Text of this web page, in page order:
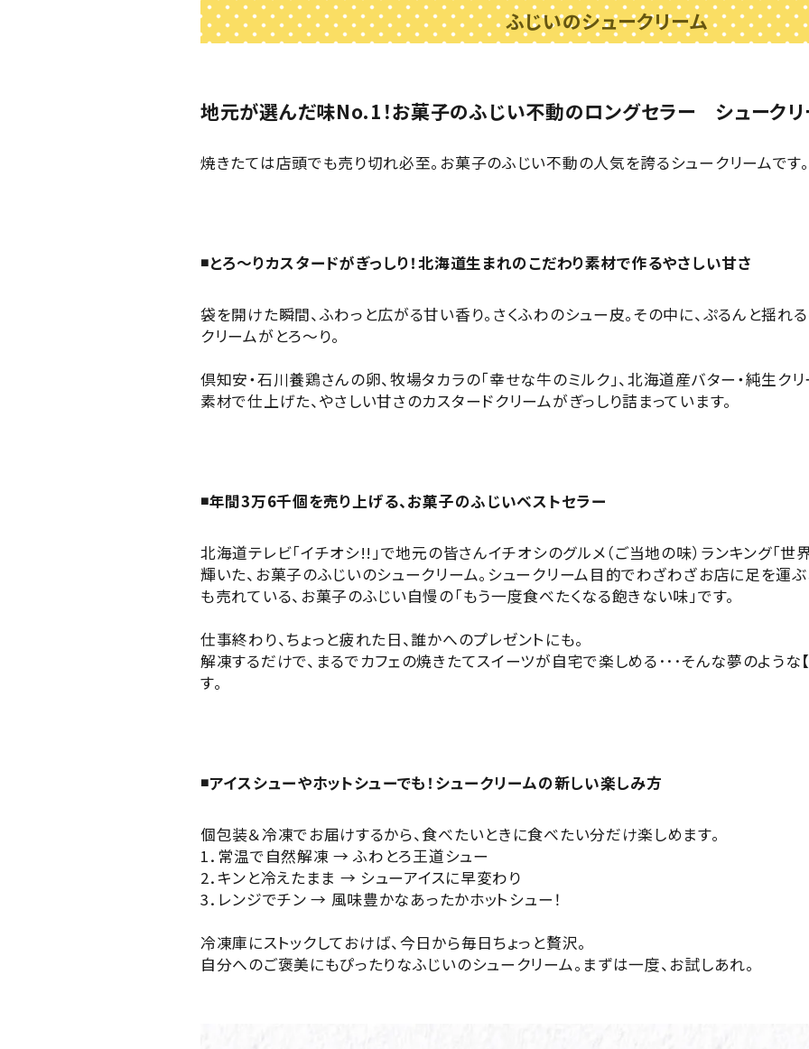
ふじいのシュークリーム
地元が選んだ味No.1！お菓子のふじい不動のロングセラー シュークリ
焼きたては店頭でも売り切れ必至。お菓子のふじい不動の人気を誇るシュークリームです。
◾️とろ～りカスタードがぎっしり！北海道生まれのこだわり素材で作るやさしい甘さ
袋を開けた瞬間、ふわっと広がる甘い香り。さくふわのシュー皮。その中に、ぷるんと揺れ
クリームがとろ～り。
倶知安・石川養鶏さんの卵、牧場タカラの「幸せな牛のミルク」、北海道産バター・純生クリ
素材で仕上げた、やさしい甘さのカスタードクリームがぎっしり詰まっています。
◾️年間3万6千個を売り上げる、お菓子のふじいベストセラー
北海道テレビ「イチオシ!!」で地元の皆さんイチオシのグルメ（ご当地の味）ランキング「
輝いた、お菓子のふじいのシュークリーム。シュークリーム目的でわざわざお店に足を運
も売れている、お菓子のふじい自慢の「もう一度食べたくなる飽きない味」です。
仕事終わり、ちょっと疲れた日、誰かへのプレゼントにも。
解凍するだけで、まるでカフェの焼きたてスイーツが自宅で楽しめる･･･そんな夢のような
す。
◾️アイスシューやホットシューでも！シュークリームの新しい楽しみ方
個包装＆冷凍でお届けするから、食べたいときに食べたい分だけ楽しめます。
1．常温で自然解凍 → ふわとろ王道シュー
2．キンと冷えたまま → シューアイスに早変わり
3．レンジでチン → 風味豊かなあったかホットシュー！
冷凍庫にストックしておけば、今日から毎日ちょっと贅沢。
自分へのご褒美にもぴったりなふじいのシュークリーム。まずは一度、お試しあれ。